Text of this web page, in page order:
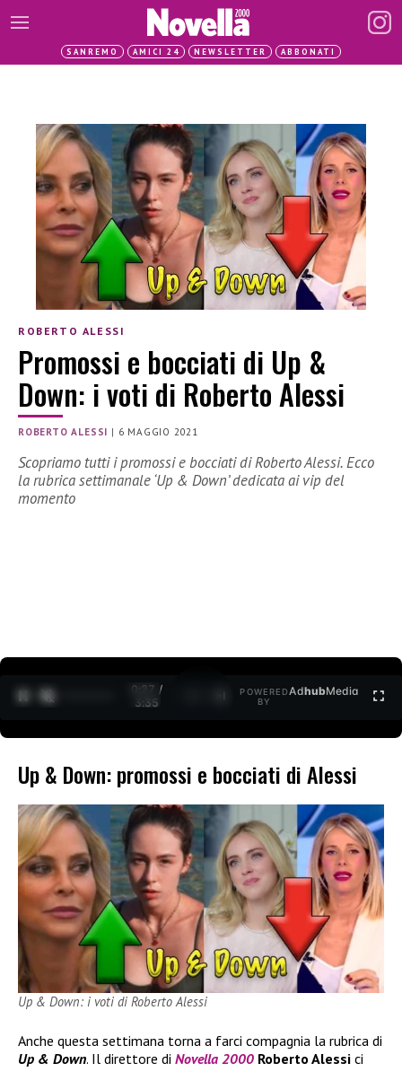
SANREMO AMICI 24 NEWSLETTER ABBONATI
ROBERTO ALESSI
Promossi e bocciati di Up &
Down: i voti di Roberto Alessi
ROBERTO ALESSI | 6 MAGGIO 2021
Scopriamo tutti i promossi e bocciati di Roberto Alessi. Ecco
la rubrica settimanale ‘Up & Down’ dedicata ai vip del
momento
0:27 /
3:35
POWERED
BY
AdhubMedia
Up & Down: promossi e bocciati di Alessi
Up & Down: i voti di Roberto Alessi
Anche questa settimana torna a farci compagnia la rubrica di
Up & Down. Il direttore di Novella 2000 Roberto Alessi ci